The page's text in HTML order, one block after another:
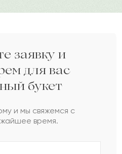
а это самый главный
2021-05-14
работа. Букет
заявку и
для вас
букет
и мы свяжемся с
время.